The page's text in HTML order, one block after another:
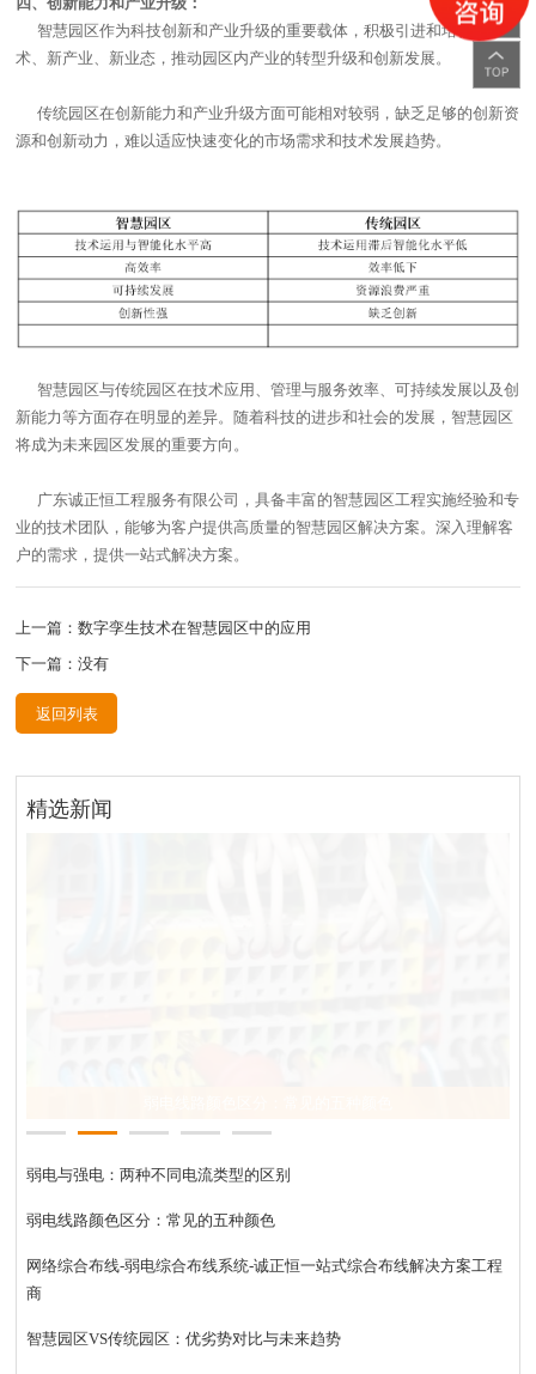
智慧园区作为科技创新和产业升级的重要载体，积极引进和培育新技
术、新产业、新业态，推动园区内产业的转型升级和创新发展。
传统园区在创新能力和产业升级方面可能相对较弱，缺乏足够的创新资
源和创新动力，难以适应快速变化的市场需求和技术发展趋势。
智慧园区与传统园区在技术应用、管理与服务效率、可持续发展以及创
新能力等方面存在明显的差异。随着科技的进步和社会的发展，智慧园区
将成为未来园区发展的重要方向。
广东诚正恒工程服务有限公司，具备丰富的智慧园区工程实施经验和专
业的技术团队，能够为客户提供高质量的智慧园区解决方案。深入理解客
户的需求，提供一站式解决方案。
上一篇：数字孪生技术在智慧园区中的应用
下一篇：没有
返回列表
精选新闻
弱电与强电：两种不同电流类型的区别
弱电线路颜色区分：常见的五种颜色
网络综合布线-弱电综合布线系统-诚正恒一站式综合布线解决方案工程
商
智慧园区VS传统园区：优劣势对比与未来趋势